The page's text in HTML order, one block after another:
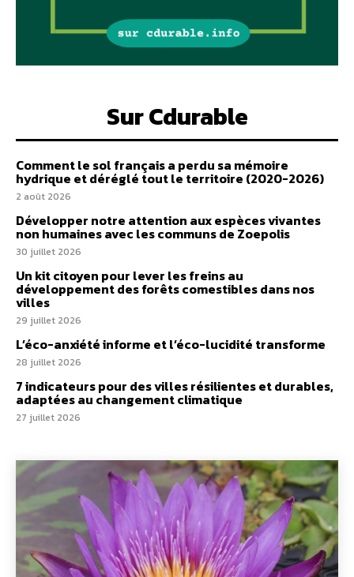
Sur Cdurable
Comment le sol français a perdu sa mémoire
hydrique et déréglé tout le territoire (2020-2026)
2 août 2026
Développer notre attention aux espèces vivantes
non humaines avec les communs de Zoepolis
30 juillet 2026
Un kit citoyen pour lever les freins au
développement des forêts comestibles dans nos
villes
29 juillet 2026
L’éco-anxiété informe et l’éco-lucidité transforme
28 juillet 2026
7 indicateurs pour des villes résilientes et durables,
adaptées au changement climatique
27 juillet 2026